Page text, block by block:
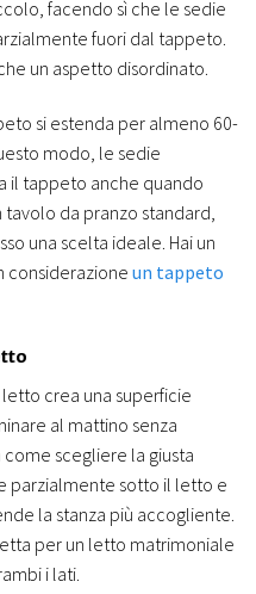
facendo sì che le sedie
fuori dal tappeto.
un aspetto disordinato.
si estenda per almeno 60-
modo, le sedie
il tappeto anche quando
da pranzo standard,
una scelta ideale. Hai un
considerazione un tappeto
crea una superficie
al mattino senza
come scegliere la giusta
parzialmente sotto il letto e
la stanza più accogliente.
per un letto matrimoniale
i lati.